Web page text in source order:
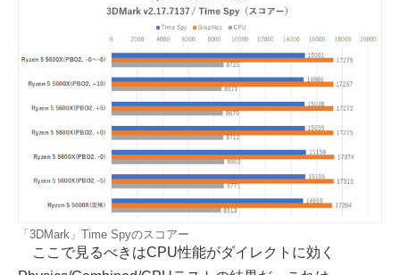
「3DMark」Time Spyのスコアー
ここで見るべきはCPU性能がダイレクトに効く